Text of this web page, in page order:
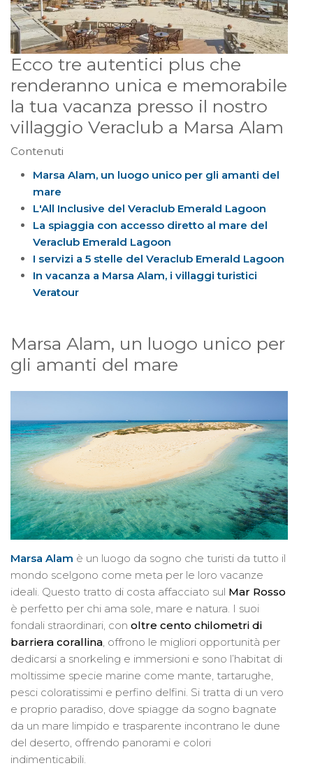
Ecco tre autentici plus che
renderanno unica e memorabile
la tua vacanza presso il nostro
villaggio Veraclub a Marsa Alam
Contenuti
Marsa Alam, un luogo unico per gli amanti del
mare
L'All Inclusive del Veraclub Emerald Lagoon
La spiaggia con accesso diretto al mare del
Veraclub Emerald Lagoon
I servizi a 5 stelle del Veraclub Emerald Lagoon
In vacanza a Marsa Alam, i villaggi turistici
Veratour
Marsa Alam, un luogo unico per
gli amanti del mare
Marsa Alam è un luogo da sogno che turisti da tutto il
mondo scelgono come meta per le loro vacanze
ideali. Questo tratto di costa affacciato sul Mar Rosso
è perfetto per chi ama sole, mare e natura. I suoi
fondali straordinari, con oltre cento chilometri di
barriera corallina, offrono le migliori opportunità per
dedicarsi a snorkeling e immersioni e sono l’habitat di
moltissime specie marine come mante, tartarughe,
pesci coloratissimi e perfino delfini. Si tratta di un vero
e proprio paradiso, dove spiagge da sogno bagnate
da un mare limpido e trasparente incontrano le dune
del deserto, offrendo panorami e colori
indimenticabili.